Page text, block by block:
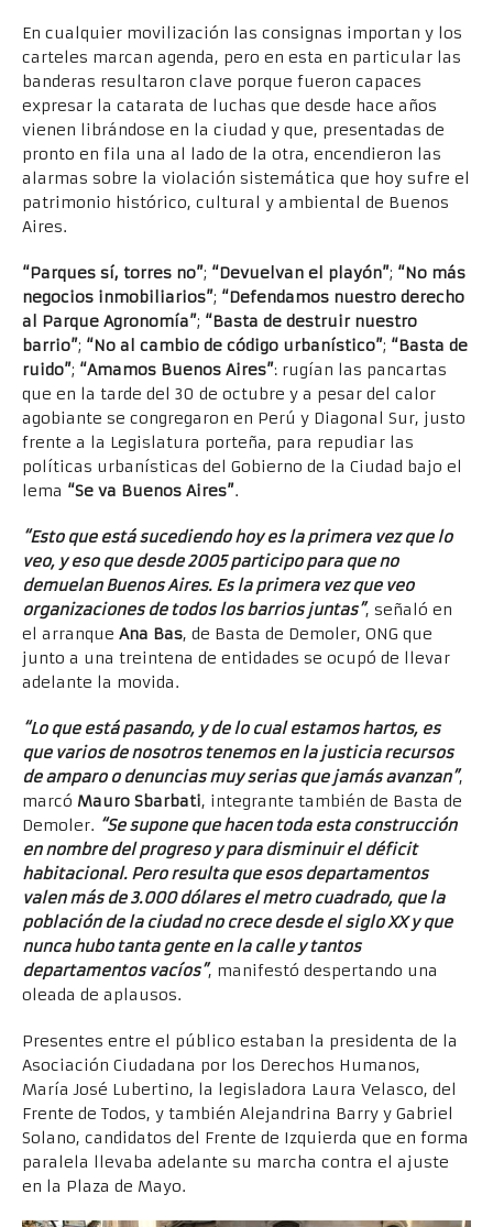
En cualquier movilización las consignas importan y los
carteles marcan agenda, pero en esta en particular las
banderas resultaron clave porque fueron capaces
expresar la catarata de luchas que desde hace años
vienen librándose en la ciudad y que, presentadas de
pronto en fila una al lado de la otra, encendieron las
alarmas sobre la violación sistemática que hoy sufre el
patrimonio histórico, cultural y ambiental de Buenos
Aires.
“Parques sí, torres no”; “Devuelvan el playón”; “No más
negocios inmobiliarios”; “Defendamos nuestro derecho
al Parque Agronomía”; “Basta de destruir nuestro
barrio”; “No al cambio de código urbanístico”; “Basta de
ruido”; “Amamos Buenos Aires”: rugían las pancartas
que en la tarde del 30 de octubre y a pesar del calor
agobiante se congregaron en Perú y Diagonal Sur, justo
frente a la Legislatura porteña, para repudiar las
políticas urbanísticas del Gobierno de la Ciudad bajo el
lema “Se va Buenos Aires”.
“Esto que está sucediendo hoy es la primera vez que lo
veo, y eso que desde 2005 participo para que no
demuelan Buenos Aires. Es la primera vez que veo
organizaciones de todos los barrios juntas”, señaló en
el arranque Ana Bas, de Basta de Demoler, ONG que
junto a una treintena de entidades se ocupó de llevar
adelante la movida.
“Lo que está pasando, y de lo cual estamos hartos, es
que varios de nosotros tenemos en la justicia recursos
de amparo o denuncias muy serias que jamás avanzan”,
marcó Mauro Sbarbati, integrante también de Basta de
Demoler. “Se supone que hacen toda esta construcción
en nombre del progreso y para disminuir el déficit
habitacional. Pero resulta que esos departamentos
valen más de 3.000 dólares el metro cuadrado, que la
población de la ciudad no crece desde el siglo XX y que
nunca hubo tanta gente en la calle y tantos
departamentos vacíos”, manifestó despertando una
oleada de aplausos.
Presentes entre el público estaban la presidenta de la
Asociación Ciudadana por los Derechos Humanos,
María José Lubertino, la legisladora Laura Velasco, del
Frente de Todos, y también Alejandrina Barry y Gabriel
Solano, candidatos del Frente de Izquierda que en forma
paralela llevaba adelante su marcha contra el ajuste
en la Plaza de Mayo.